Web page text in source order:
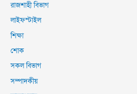
রাজশাহী বিভাগ
লাইফস্টাইল
শিক্ষা
শোক
সকল বিভাগ
সম্পাদকীয়